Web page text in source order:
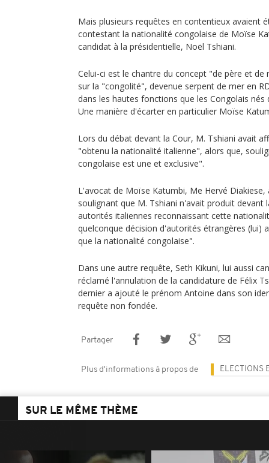
Mais plusieurs requêtes en contentieux avaient
contestant la nationalité congolaise de Moïse
candidat à la présidentielle, Noël Tshiani.
Celui-ci est le chantre du concept "de père et
sur la "congolité", devenue serpent de mer en
dans les hautes fonctions que les Congolais nés
Une manière d'écarter en particulier Moïse
Lors du débat devant la Cour, M. Tshiani avait
"obtenu la nationalité italienne", alors que,
congolaise est une et exclusive".
L'avocat de Moïse Katumbi, Me Hervé
soulignant que M. Tshiani n'avait produit devant
autorités italiennes reconnaissant cette
quelconque décision d'autorités étrangères (lui)
que la nationalité congolaise".
Dans une autre requête, Seth Kikuni, lui aussi
réclamé l'annulation de la candidature de Félix
dernier a ajouté le prénom Antoine dans son
requête non fondée.
Partager
Plus d'informations à propos de ELECTIONS
SUR LE MÊME THÈME